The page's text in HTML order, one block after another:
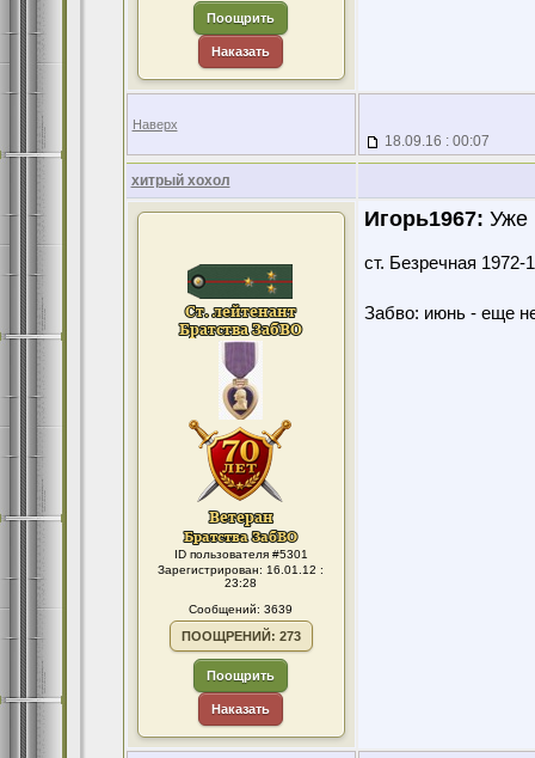
Поощрить
Наказать
Наверх
18.09.16 : 00:07
хитрый хохол
ID пользователя #5301
Зарегистрирован: 16.01.12 :
23:28
Сообщений: 3639
ПООЩРЕНИЙ: 273
Поощрить
Наказать
Игорь1967: Уже
ст. Безречная
Забво: июнь - еще